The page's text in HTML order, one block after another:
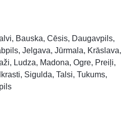
Bauska, Cēsis, Daugavpils,
Jelgava, Jūrmala, Krāslava,
Ludza, Madona, Ogre, Preiļi,
Sigulda, Talsi, Tukums,